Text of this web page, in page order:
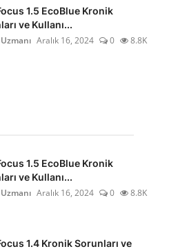
1.5 EcoBlue Kronik
ve Kullanı...
Aralık 16, 2024 0 8.8K
1.5 EcoBlue Kronik
ve Kullanı...
Aralık 16, 2024 0 8.8K
1.4 Kronik Sorunları ve